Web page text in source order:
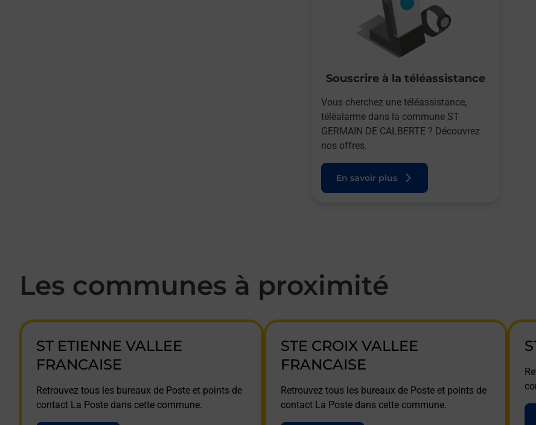
Souscrire à la téléassistance
Vous cherchez une téléassistance,
téléalarme dans la commune ST
GERMAIN DE CALBERTE ? Découvrez
nos offres.
En savoir plus
Les communes à proximité
ST ETIENNE VALLEE
FRANCAISE
Retrouvez tous les bureaux de Poste et points de
contact La Poste dans cette commune.
STE CROIX VALLEE
FRANCAISE
Retrouvez tous les bureaux de Poste et points de
contact La Poste dans cette commune.